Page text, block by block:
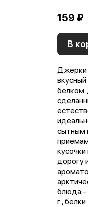
159 ₽
В
Джерки
белком.
сытным
кусочки
дорогу
блюда -
г.,